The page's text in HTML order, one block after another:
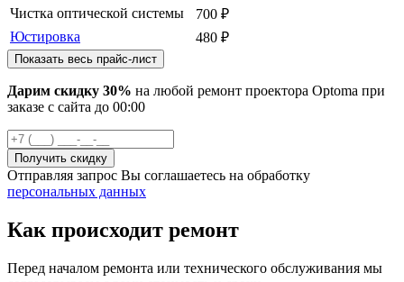
Чистка оптической системы
700 ₽
Юстировка
480 ₽
Показать весь прайс-лист
Дарим скидку 30% на любой ремонт проектора Optoma при
заказе с сайта до 00:00
Отправляя запрос Вы соглашаетесь на обработку
персональных данных
Как происходит ремонт
Перед началом ремонта или технического обслуживания мы